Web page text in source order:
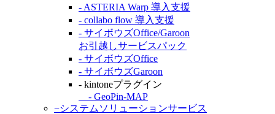
- ASTERIA Warp 導入支援
- collabo flow 導入支援
- サイボウズOffice/Garoon
お引越しサービスパック
- サイボウズOffice
- サイボウズGaroon
- kintoneプラグイン
- GeoPin-MAP
−システムソリューションサービス